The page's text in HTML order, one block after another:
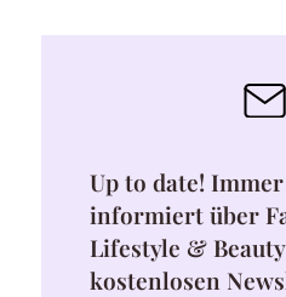
Up to date!
informiert über
Lifestyle &
kostenlosen